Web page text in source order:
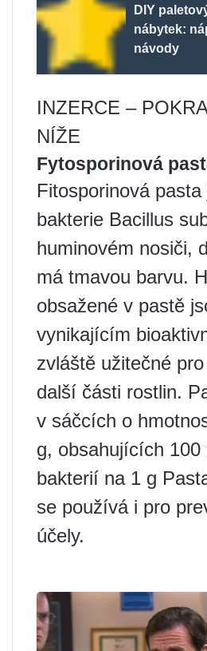
DIY
nábytek:
návody
INZERCE –
NÍŽE
Fytosporinová
Fitosporinová
bakterie Bacillus
huminovém nosiči,
má tmavou barvu.
obsažené v pastě
vynikajícím
zvláště užitečné
další části rostlin.
v sáčcích o
g, obsahujících 100
bakterií na 1 g
se používá i pro
účely.